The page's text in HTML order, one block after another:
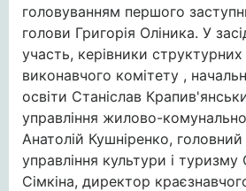
головуванням першого
голови Григорія Оліника. У
участь, керівники структурних
виконавчого комітету ,
освіти Станіслав
управління жилово-
Анатолій Кушніренко, головний
управління культури і
Сімкіна, директор